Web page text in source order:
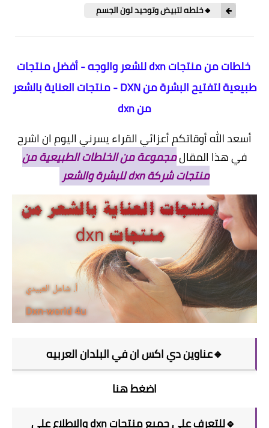
🔸خلطه لتبيض وتوحيد لون الجسم
خلطات من منتجات dxn للشعر والوجه - أفضل منتجات
طبيعية لتفتيح البشرة من DXN - منتجات العناية بالشعر
من dxn
أسعد الله أوقاتكم أعزائي القراء يسرني اليوم ان اشرح
في هذا المقالمجموعة من الخلطات الطبيعية من
منتجات شركة dxn للبشرة والشعر
🔹عناوين دي اكس ان في البلدان العربيه
اضغط هنا
🔹للتعرف على جميع منتجات dxn والاطلاع على